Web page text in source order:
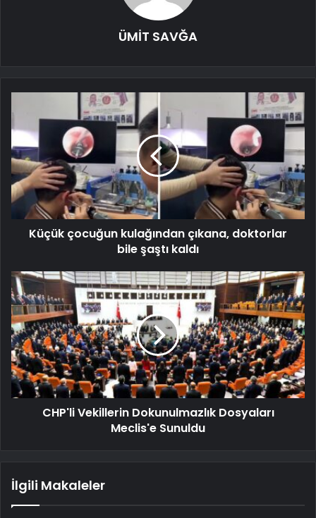
ÜMİT SAVĞA
Küçük çocuğun kulağından çıkana, doktorlar
bile şaştı kaldı
CHP'li Vekillerin Dokunulmazlık Dosyaları
Meclis'e Sunuldu
İlgili Makaleler